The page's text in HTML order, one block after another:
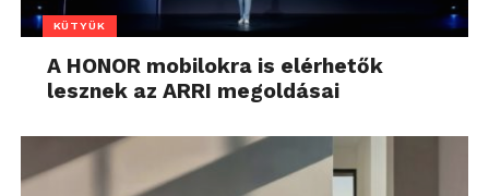
KÜTYÜK
A HONOR mobilokra is elérhetők
lesznek az ARRI megoldásai